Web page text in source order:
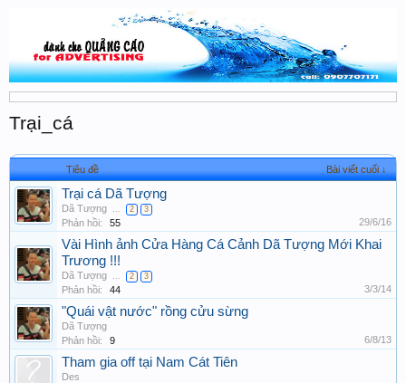
Trại_cá
Tiêu đề Bài viết cuối ↓
Trại cá Dã Tượng
Dã Tượng 2 3
Phản hồi: 55 29/6/16
Vài Hình ảnh Cửa Hàng Cá Cảnh Dã Tượng Mới Khai
Trương !!!
Dã Tượng 2 3
Phản hồi: 44 3/3/14
"Quái vật nước" rồng cửu sừng
Dã Tượng
Phản hồi:
9 6/8/13
Tham gia off tại Nam Cát Tiên
Des